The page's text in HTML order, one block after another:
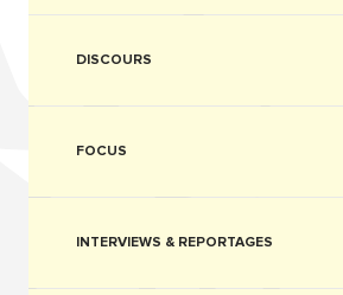
DISCOURS
FOCUS
INTERVIEWS & REPORTAGES